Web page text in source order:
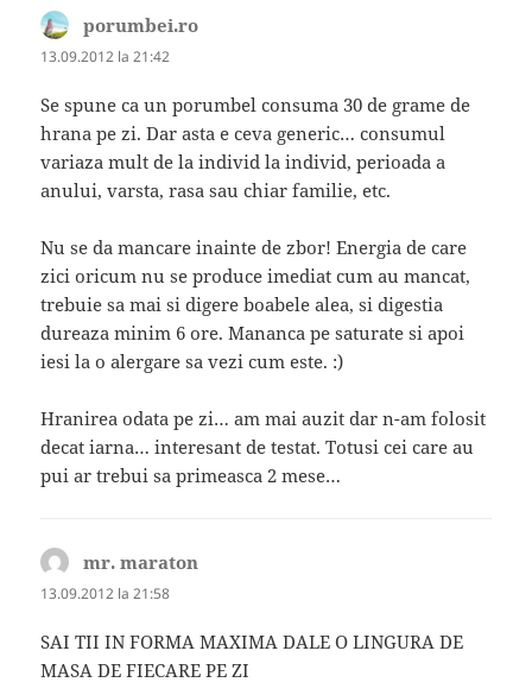
porumbei.ro
13.09.2012 la 21:42
Se spune ca un porumbel consuma 30 de grame de
hrana pe zi. Dar asta e ceva generic… consumul
variaza mult de la individ la individ, perioada a
anului, varsta, rasa sau chiar familie, etc.
Nu se da mancare inainte de zbor! Energia de care
zici oricum nu se produce imediat cum au mancat,
trebuie sa mai si digere boabele alea, si digestia
dureaza minim 6 ore. Mananca pe saturate si apoi
iesi la o alergare sa vezi cum este. :)
Hranirea odata pe zi… am mai auzit dar n-am folosit
decat iarna… interesant de testat. Totusi cei care au
pui ar trebui sa primeasca 2 mese…
mr. maraton
13.09.2012 la 21:58
SAI TII IN FORMA MAXIMA DALE O LINGURA DE
MASA DE FIECARE PE ZI